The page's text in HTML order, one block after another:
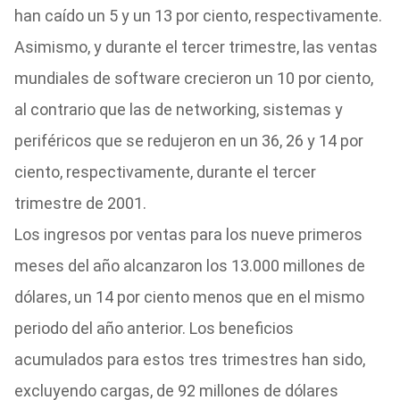
han caído un 5 y un 13 por ciento, respectivamente.
Asimismo, y durante el tercer trimestre, las ventas
mundiales de software crecieron un 10 por ciento,
al contrario que las de networking, sistemas y
periféricos que se redujeron en un 36, 26 y 14 por
ciento, respectivamente, durante el tercer
trimestre de 2001.
Los ingresos por ventas para los nueve primeros
meses del año alcanzaron los 13.000 millones de
dólares, un 14 por ciento menos que en el mismo
periodo del año anterior. Los beneficios
acumulados para estos tres trimestres han sido,
excluyendo cargas, de 92 millones de dólares